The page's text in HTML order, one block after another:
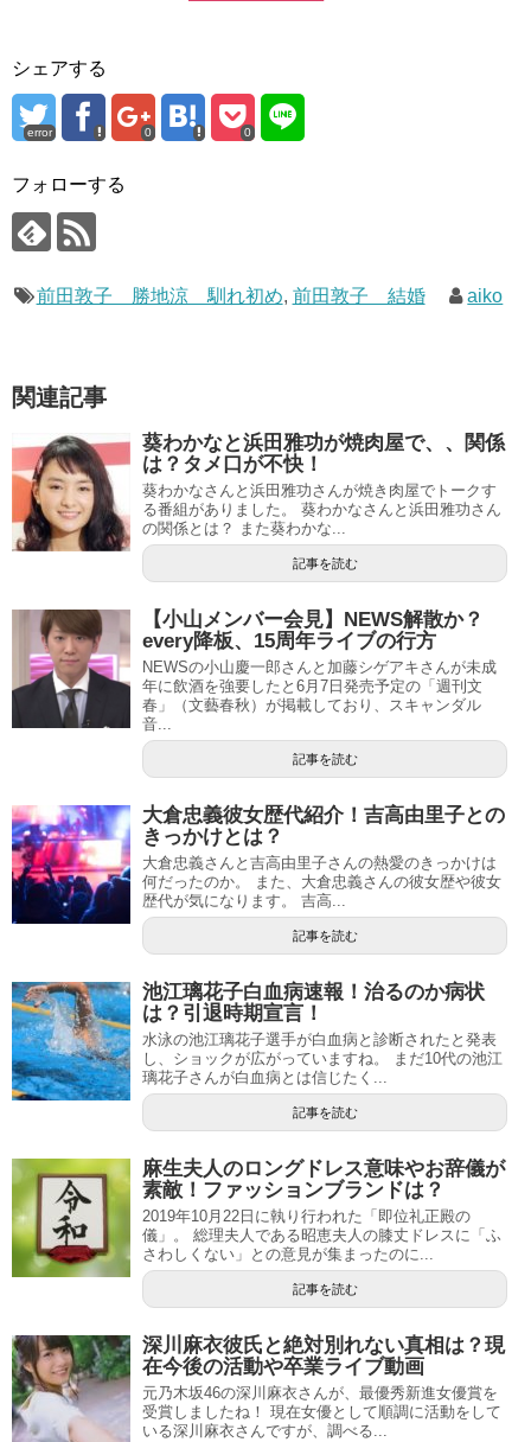
シェアする
error 0 0
フォローする
前田敦子 勝地涼 馴れ初め, 前田敦子 結婚 aiko
関連記事
葵わかなと浜田雅功が焼肉屋で、、関係
は？タメ口が不快！
葵わかなさんと浜田雅功さんが焼き肉屋でトークす
る番組がありました。 葵わかなさんと浜田雅功さん
の関係とは？ また葵わかな...
記事を読む
【小山メンバー会見】NEWS解散か？
every降板、15周年ライブの行方
NEWSの小山慶一郎さんと加藤シゲアキさんが未成
年に飲酒を強要したと6月7日発売予定の「週刊文
春」（文藝春秋）が掲載しており、スキャンダル
音...
記事を読む
大倉忠義彼女歴代紹介！吉高由里子との
きっかけとは？
大倉忠義さんと吉高由里子さんの熱愛のきっかけは
何だったのか。 また、大倉忠義さんの彼女歴や彼女
歴代が気になります。 吉高...
記事を読む
池江璃花子白血病速報！治るのか病状
は？引退時期宣言！
水泳の池江璃花子選手が白血病と診断されたと発表
し、ショックが広がっていますね。 まだ10代の池江
璃花子さんが白血病とは信じたく...
記事を読む
麻生夫人のロングドレス意味やお辞儀が
素敵！ファッションブランドは？
2019年10月22日に執り行われた「即位礼正殿の
儀」。 総理夫人である昭恵夫人の膝丈ドレスに「ふ
さわしくない」との意見が集まったのに...
記事を読む
深川麻衣彼氏と絶対別れない真相は？現
在今後の活動や卒業ライブ動画
元乃木坂46の深川麻衣さんが、最優秀新進女優賞を
受賞しましたね！ 現在女優として順調に活動をして
いる深川麻衣さんですが、調べる...